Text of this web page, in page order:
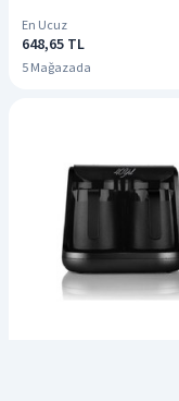
En Ucuz
648,65 TL
5 Mağazada